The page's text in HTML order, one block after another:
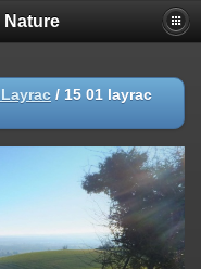
/ 15 01 layrac